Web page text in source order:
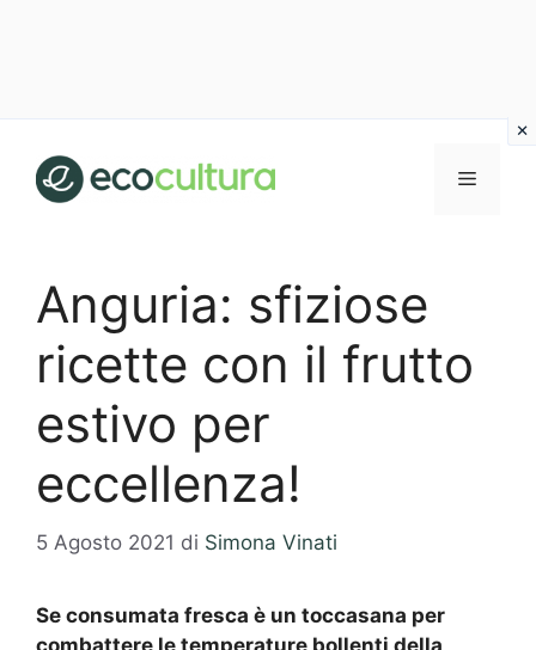
contenuto
MENU
Anguria: sfiziose
ricette con il frutto
estivo per
eccellenza!
5 Agosto 2021 di Simona Vinati
Se consumata fresca è un toccasana per
combattere le temperature bollenti della